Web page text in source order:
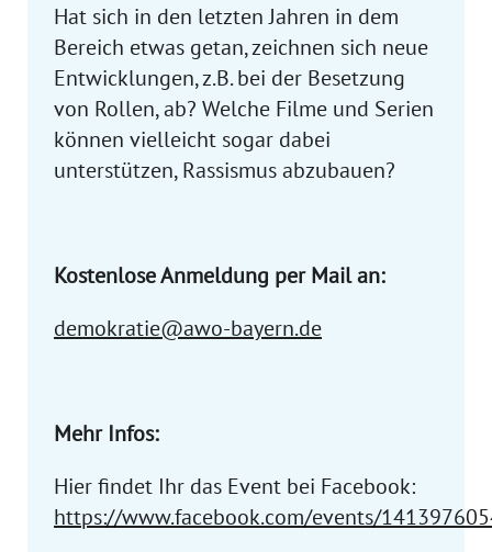
Hat sich in den letzten Jahren in dem
Bereich etwas getan, zeichnen sich neue
Entwicklungen, z.B. bei der Besetzung
von Rollen, ab? Welche Filme und Serien
können vielleicht sogar dabei
unterstützen, Rassismus abzubauen?
Kostenlose Anmeldung per Mail an:
demokratie@awo-bayern.de
Mehr Infos:
Hier findet Ihr das Event bei Facebook:
https://www.facebook.com/events/